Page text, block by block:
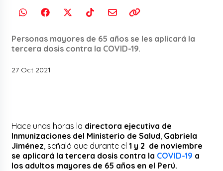
Personas mayores de 65 años se les aplicará la
tercera dosis contra la COVID-19.
27 Oct 2021
Hace unas horas la directora ejecutiva de
Inmunizaciones del Ministerio de Salud Gabriela
Jiménez , señaló que durante el 1 y 2 de noviembre
se aplicará la tercera dosis contra la COVID-19 a
los adultos mayores de 65 años en el Perú.